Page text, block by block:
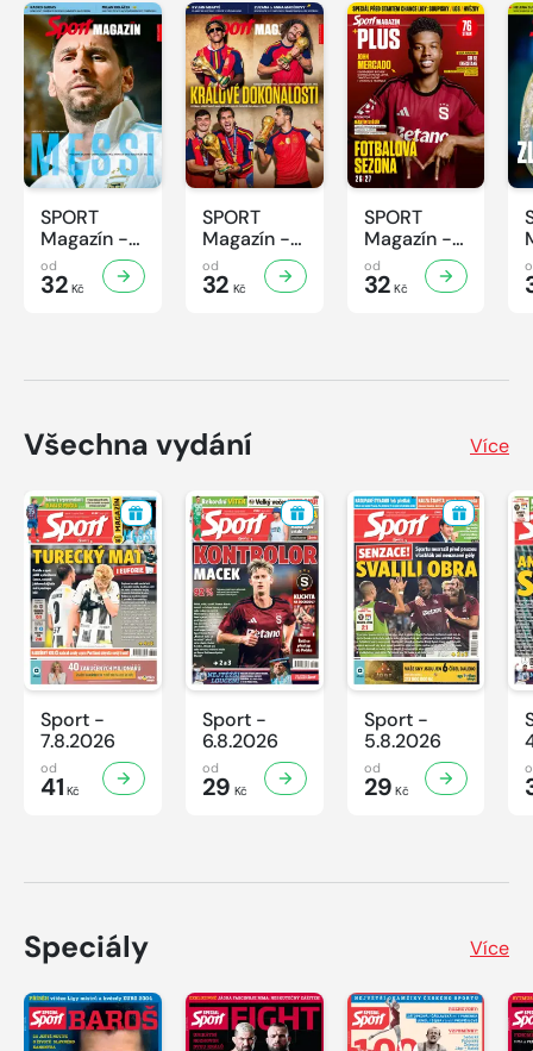
SPORT
Magazín -
32/2026
od
32 Kč
SPORT
Magazín -
31/2026
od
32 Kč
SPORT
Magazín -
30/2026
od
32 Kč
Všechna vydání Více
Sport -
7.8.2026
od
41 Kč
Sport -
6.8.2026
od
29 Kč
Sport -
5.8.2026
od
29 Kč
Speciály Více